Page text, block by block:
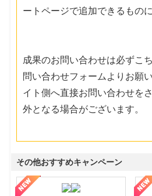
ートページで追加できるもの
成果のお問い合わせは必ずこ
問い合わせフォームよりお願
イト側へ直接お問い合わせを
外となる場合がございます。
その他おすすめキャンペーン